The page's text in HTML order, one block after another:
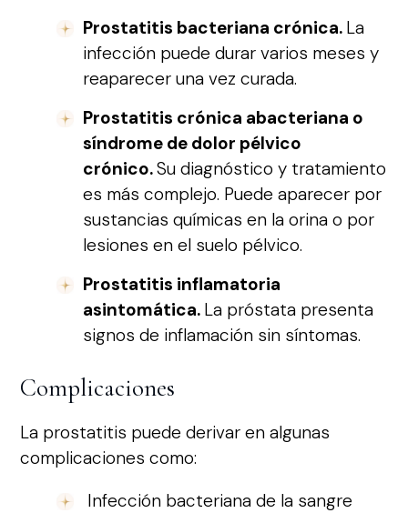
Prostatitis bacteriana crónica. La
infección puede durar varios meses y
reaparecer una vez curada.
Prostatitis crónica abacteriana o
síndrome de dolor pélvico
crónico.Su diagnóstico y tratamiento
es más complejo. Puede aparecer por
sustancias químicas en la orina o por
lesiones en el suelo pélvico.
Prostatitis inflamatoria
asintomática. La próstata presenta
signos de inflamación sin síntomas.
Complicaciones
La prostatitis puede derivar en algunas
complicaciones como:
Infección bacteriana de la sangre